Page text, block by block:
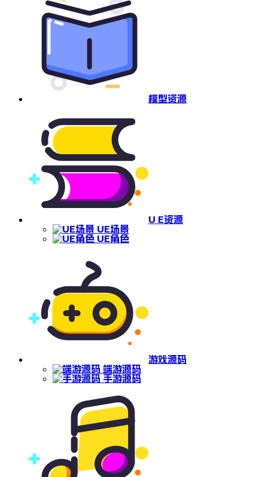
模型资源
U E资源
UE场景
UE角色
游戏源码
端游源码
手游源码